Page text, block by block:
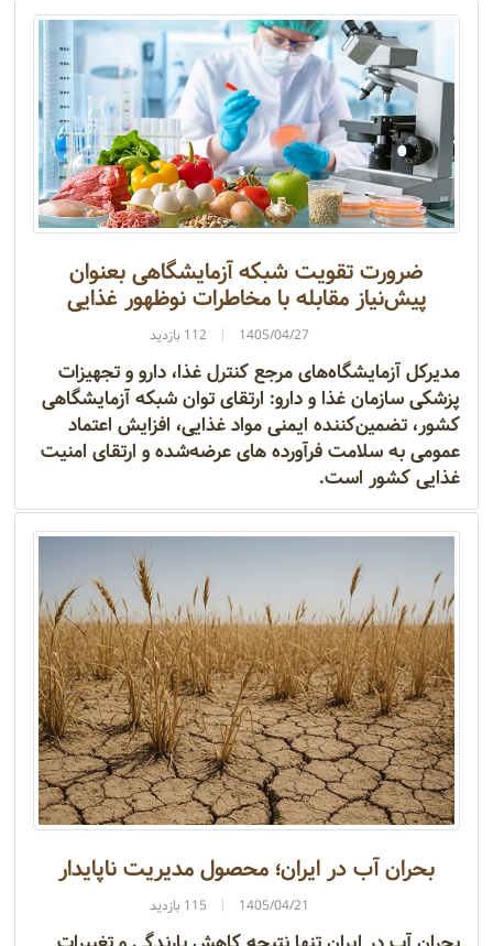
ضرورت تقویت شبکه آزمایشگاهی بعنوان
پیش‌نیاز مقابله با مخاطرات نوظهور غذایی
1405/04/27 112 بازدید
مدیرکل آزمایشگاه‌های مرجع کنترل غذا، دارو و تجهیزات
پزشکی سازمان غذا و دارو: ارتقای توان شبکه آزمایشگاهی
کشور، تضمین‌کننده ایمنی مواد غذایی، افزایش اعتماد
عمومی به سلامت فرآورده های عرضه‌شده و ارتقای امنیت
غذایی کشور است.
بحران آب در ایران؛ محصول مدیریت ناپایدار
1405/04/21 115 بازدید